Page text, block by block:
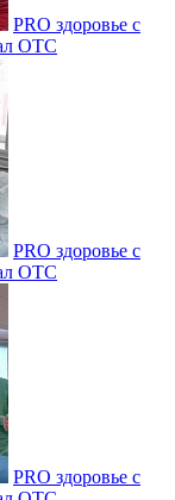
PRO здоровье с
ОТС
PRO здоровье с
ОТС
PRO здоровье с